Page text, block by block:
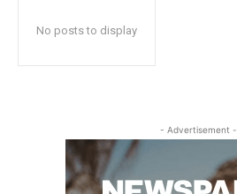
No posts to display
- Advertisement -